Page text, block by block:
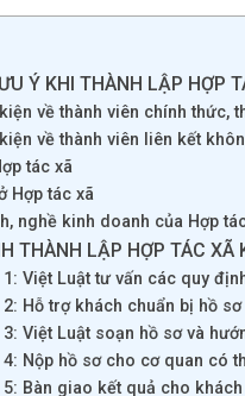
Ý KHI THÀNH LẬP HỢP
về thành viên chính thức,
về thành viên liên kết
tác xã
Hợp tác xã
nghề kinh doanh của Hợp
THÀNH LẬP HỢP TÁC
1: Việt Luật tư vấn các quy
2: Hỗ trợ khách chuẩn bị hồ sơ
3: Việt Luật soạn hồ sơ và
4: Nộp hồ sơ cho cơ quan có
5: Bàn giao kết quả cho